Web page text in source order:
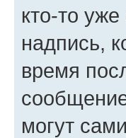
кто-то
надпись,
время
могут